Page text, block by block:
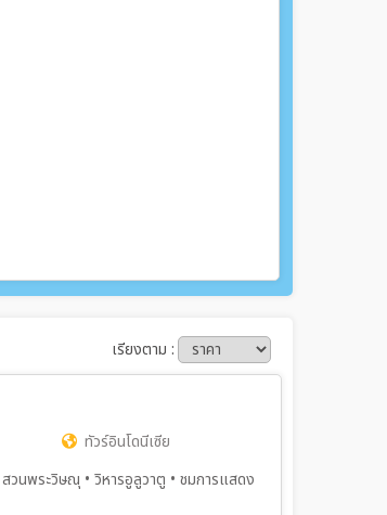
เรียงตาม :
ทัวร์อินโดนีเซีย
วนพระวิษณุ • วิหารอูลูวาตู • ชมการแสดง